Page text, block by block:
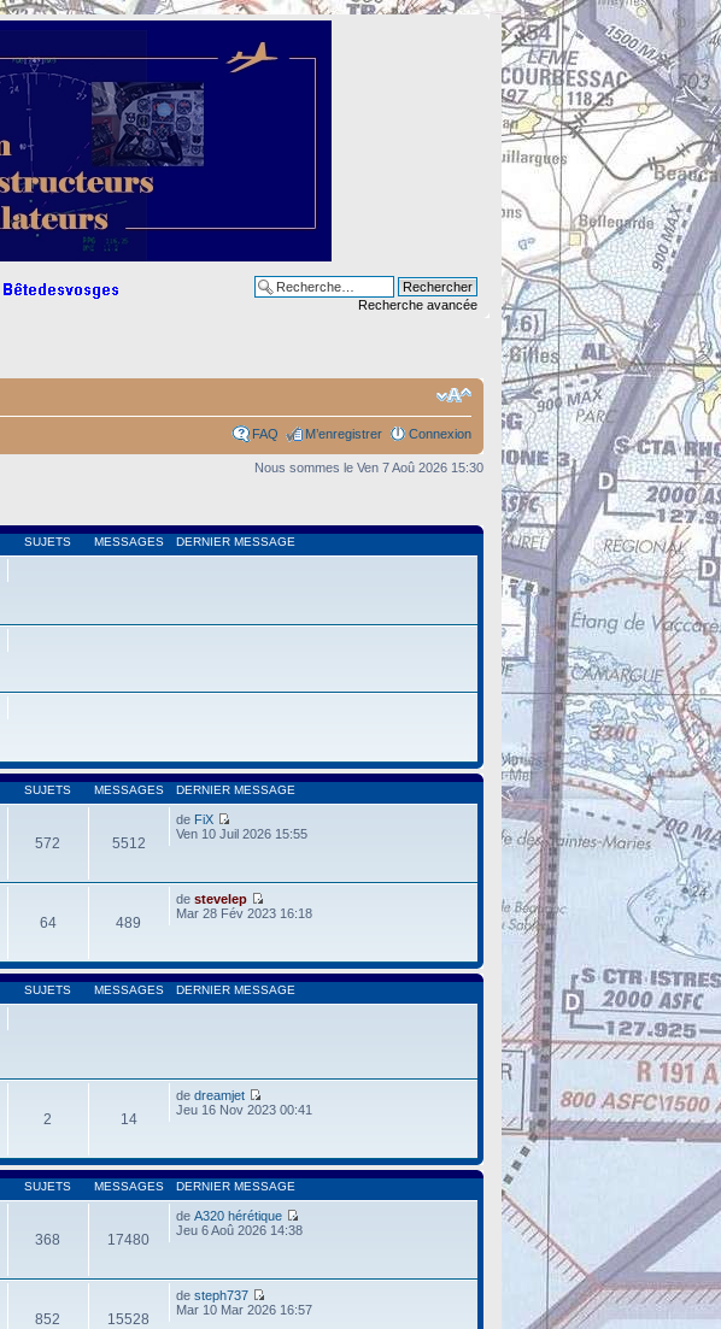
Recherche avancée
FAQ M’enregistrer Connexion
Nous sommes le Ven 7 Aoû 2026 15:30
SUJETS MESSAGES DERNIER MESSAGE
SUJETS MESSAGES DERNIER MESSAGE
572 5512
de FiX
Ven 10 Juil 2026 15:55
64 489
de stevelep
Mar 28 Fév 2023 16:18
SUJETS MESSAGES DERNIER MESSAGE
2 14
de dreamjet
Jeu 16 Nov 2023 00:41
SUJETS MESSAGES DERNIER MESSAGE
368 17480
de A320 hérétique
Jeu 6 Aoû 2026 14:38
852 15528
de steph737
Mar 10 Mar 2026 16:57